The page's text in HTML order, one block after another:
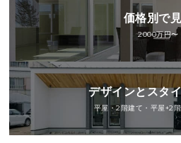
価格別で
2000万円〜
デザインとスタ
平屋・2階建て・平屋+2